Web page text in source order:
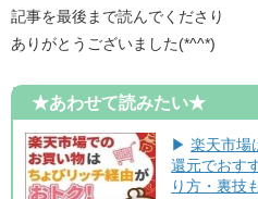
記事を最後まで読んでくださり
ありがとうございました(*^^*)
★あわせて読みたい★
▶楽天市場
還元でおす
り方・裏技